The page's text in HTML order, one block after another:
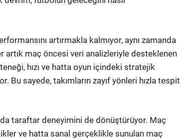
artırmakla kalmıyor, aynı zamanda
maç öncesi veri analizleriyle desteklenen
hızı ve hatta oyun içindeki stratejik
Bu sayede, takımların zayıf yönleri hızla tespit
taraftar deneyimini de dönüştürüyor. Maç
ve hatta sanal gerçeklikle sunulan maç